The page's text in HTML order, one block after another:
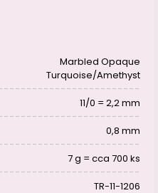
Marbled Opaque
Turquoise/Amethyst
11/0 = 2,2 mm
0,8 mm
7 g = cca 700 ks
TR-11-1206